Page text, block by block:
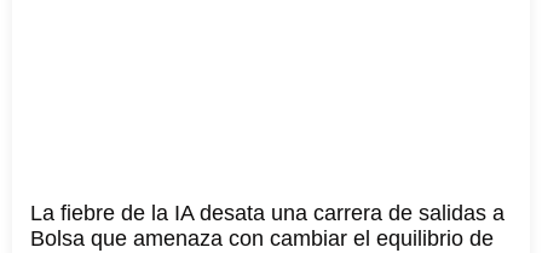
La fiebre de la IA desata una carrera de salidas a
Bolsa que amenaza con cambiar el equilibrio de